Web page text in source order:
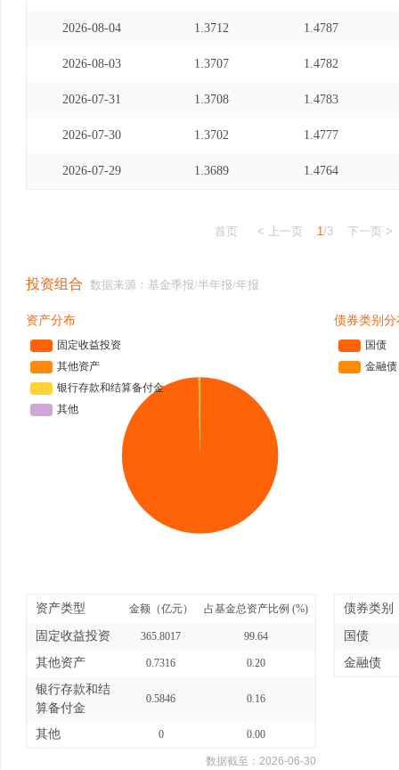
2026-08-04 1.3712 1.4787
2026-08-03 1.3707 1.4782
2026-07-31 1.3708 1.4783
2026-07-30 1.3702 1.4777
2026-07-29 1.3689 1.4764
首页 < 上一页 1/3 下一页 >
投资组合 数据来源：基金季报/半年报/年报
资产分布
资产类型 金额（亿元） 占基金总资产比例 (%)
固定收益投资 365.8017 99.64
其他资产 0.7316 0.20
银行存款和结
算备付金
0.5846 0.16
其他 0 0.00
数据截至： 2026-06-30
债券类别分
债券类别
国债
金融债